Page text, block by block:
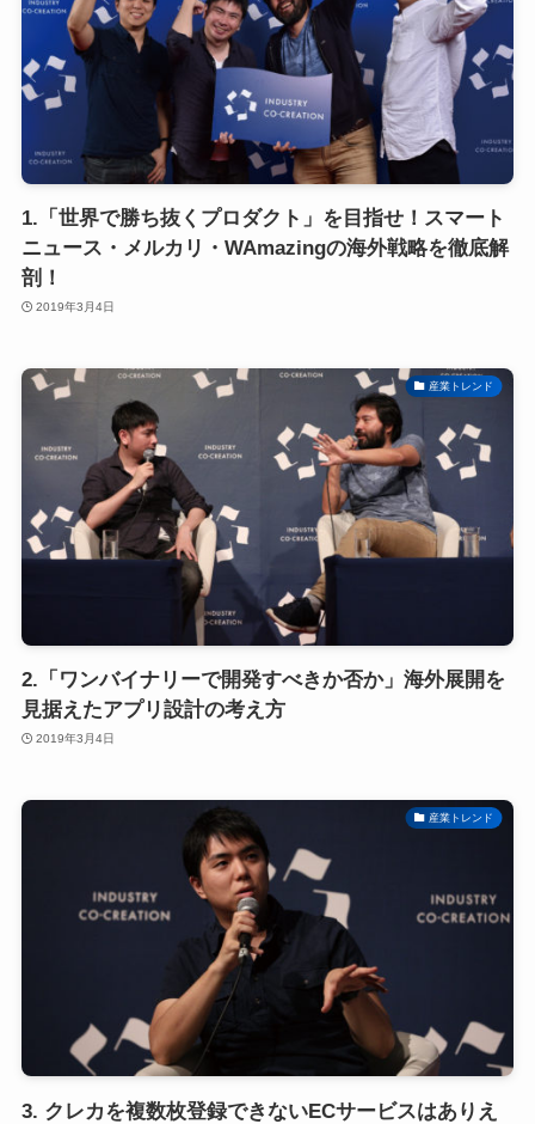
1.「世界で勝ち抜くプロダクト」を目指せ！スマート
ニュース・メルカリ・WAmazingの海外戦略を徹底解
剖！
2019年3月4日
産業トレンド
2.「ワンバイナリーで開発すべきか否か」海外展開を
見据えたアプリ設計の考え方
2019年3月4日
産業トレンド
3. クレカを複数枚登録できないECサービスはありえ